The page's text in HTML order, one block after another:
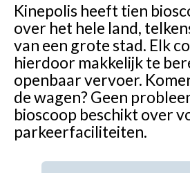
Kinepolis heeft tien
over het hele land,
van een grote stad. Elk
hierdoor makkelijk te
openbaar vervoer.
de wagen? Geen
bioscoop beschikt over
parkeerfaciliteiten.